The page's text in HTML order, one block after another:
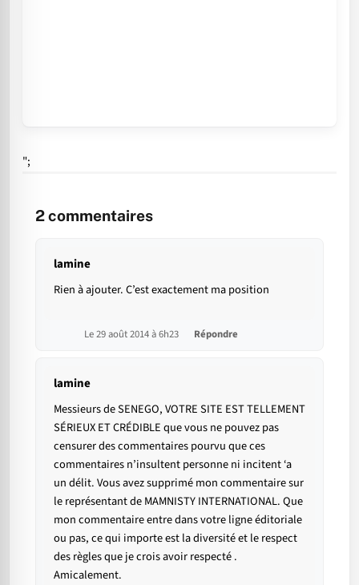
";
2commentaires
lamine
Rien à ajouter. C’est exactement ma position
Le 29 août 2014 à 6h23 Répondre
lamine
Messieurs de SENEGO, VOTRE SITE EST TELLEMENT
SÉRIEUX ET CRÉDIBLE que vous ne pouvez pas
censurer des commentaires pourvu que ces
commentaires n’insultent personne ni incitent ‘a
un délit. Vous avez supprimé mon commentaire sur
le représentant de MAMNISTY INTERNATIONAL. Que
mon commentaire entre dans votre ligne éditoriale
ou pas, ce qui importe est la diversité et le respect
des règles que je crois avoir respecté .
Amicalement.